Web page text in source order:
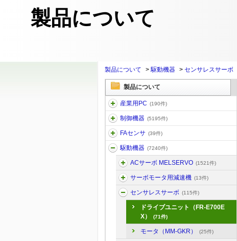
製品について
製品について >駆動機器 > センサレスサーボ
製品について
産業用PC (190件)
制御機器 (5195件)
FAセンサ (39件)
駆動機器 (7240件)
ACサーボ MELSERVO (1521件)
サーボモータ用減速機 (13件)
センサレスサーボ (115件)
ドライブユニット（FR-E700E
X）
(71件)
モータ（MM-GKR） (25件)